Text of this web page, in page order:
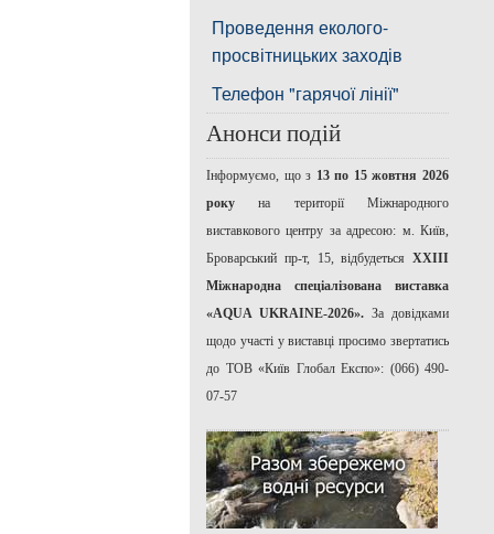
Проведення еколого-
просвітницьких заходів
Телефон "гарячої лінії"
Анонси подій
Інформуємо, що з 13 по 15 жовтня 2026
року на території Міжнародного
виставкового центру за адресою: м. Київ,
Броварський пр-т, 15, відбудеться ХХІІІ
Міжнародна спеціалізована виставка
«AQUA UKRAINE-2026». За довідками
щодо участі у виставці просимо звертатись
до ТОВ «Київ Глобал Експо»: (066) 490-
07-57